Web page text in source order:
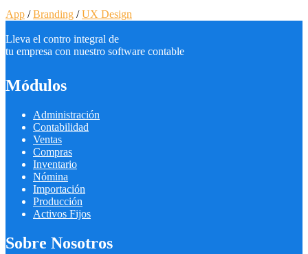
App /Branding /UX Design
Lleva el contro integral de
tu empresa con nuestro software contable
Módulos
Administración
Contabilidad
Ventas
Compras
Inventario
Nómina
Importación
Producción
Activos Fijos
Sobre Nosotros